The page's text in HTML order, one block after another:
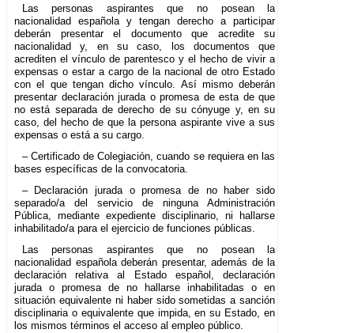
Las personas aspirantes que no posean la
nacionalidad española y tengan derecho a participar
deberán presentar el documento que acredite su
nacionalidad y, en su caso, los documentos que
acrediten el vínculo de parentesco y el hecho de vivir a
expensas o estar a cargo de la nacional de otro Estado
con el que tengan dicho vínculo. Así mismo deberán
presentar declaración jurada o promesa de esta de que
no está separada de derecho de su cónyuge y, en su
caso, del hecho de que la persona aspirante vive a sus
expensas o está a su cargo.
– Certificado de Colegiación, cuando se requiera en las
bases específicas de la convocatoria.
– Declaración jurada o promesa de no haber sido
separado/a del servicio de ninguna Administración
Pública, mediante expediente disciplinario, ni hallarse
inhabilitado/a para el ejercicio de funciones públicas.
Las personas aspirantes que no posean la
nacionalidad española deberán presentar, además de la
declaración relativa al Estado español, declaración
jurada o promesa de no hallarse inhabilitadas o en
situación equivalente ni haber sido sometidas a sanción
disciplinaria o equivalente que impida, en su Estado, en
los mismos términos el acceso al empleo público.